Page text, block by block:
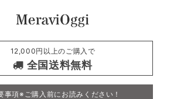
12,000円以上のご購入で
全国送料無料
事項※ご購入前にお読みください！